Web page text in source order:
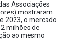
Associações
mostraram
2023, o mercado
milhões de
ao mesmo